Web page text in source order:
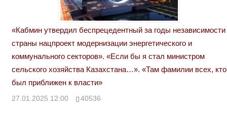
«Кабмин утвердил беспрецедентный за годы независимости
страны нацпроект модернизации энергетического и
коммунального секторов». «Если бы я стал министром
сельского хозяйства Казахстана…». «Там фамилии всех, кто
был приближен к власти»
27.01.2025 12:00 40536